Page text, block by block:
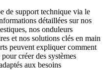
de support technique via le
détaillées sur nos
nos onduleurs
et nos solutions clés en main
peuvent expliquer comment
créer des systèmes
aux besoins